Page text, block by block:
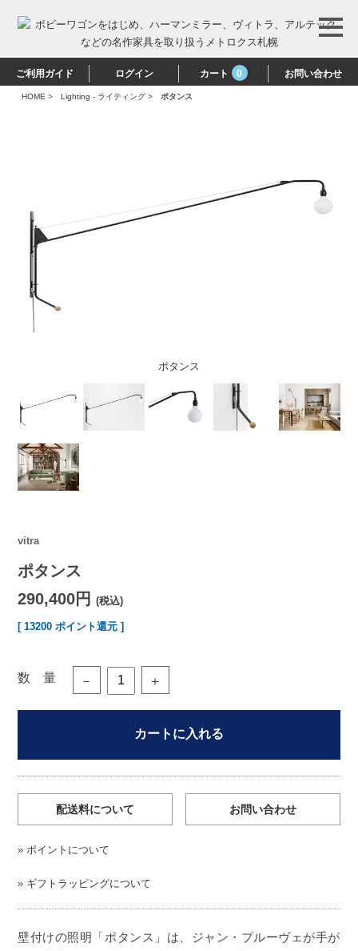
ご利用ガイド ログイン カート 0 お問い合わせ
HOME > Lighting - ライティング > ポタンス
ポタンス
vitra
ポタンス
290,400円(税込)
[ 13200 ポイント還元 ]
数 量 － ＋
カートに入れる
配送料について お問い合わせ
» ポイントについて
» ギフトラッピングについて
壁付けの照明「ポタンス」は、ジャン・プルーヴェが手が